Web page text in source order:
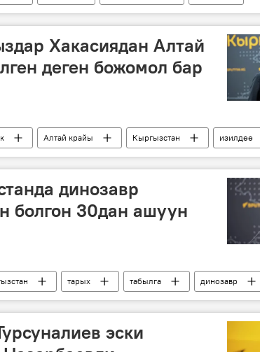
Замира Садырова
Хакасиядан Алтай
деген божомол бар
Алтай крайы Кыргызстан
изилдөө
динозавр
болгон 30дан ашуун
тарых табылга
динозавр
эски